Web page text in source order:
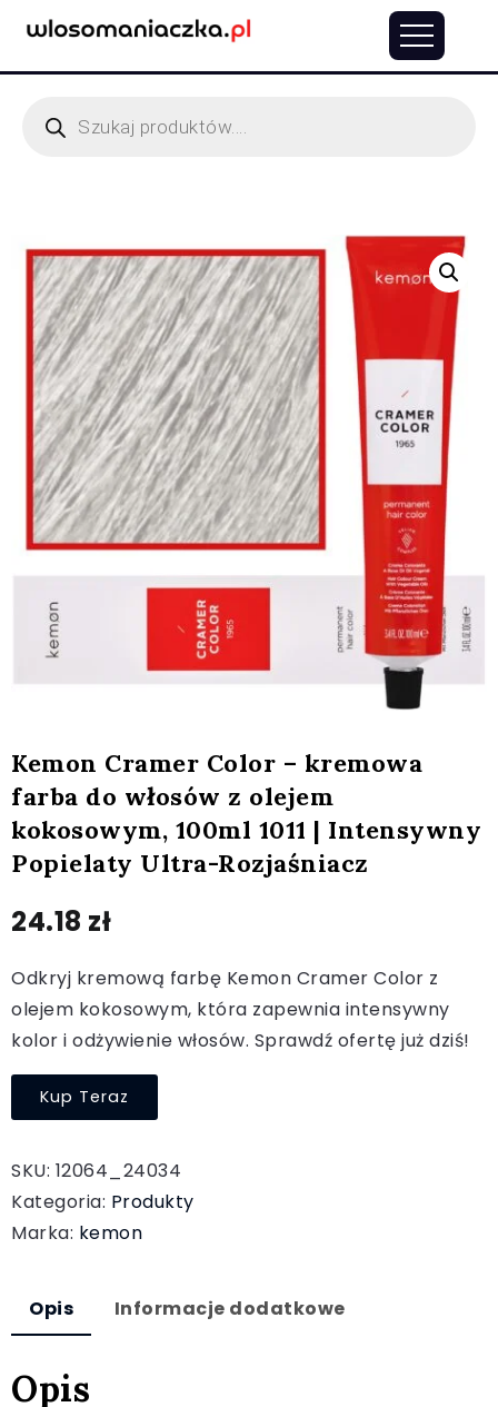
Kemon Cramer Color – kremowa
farba do włosów z olejem
kokosowym, 100ml 1011 | Intensywny
Popielaty Ultra-Rozjaśniacz
24.18 zł
Odkryj kremową farbę Kemon Cramer Color z
olejem kokosowym, która zapewnia intensywny
kolor i odżywienie włosów. Sprawdź ofertę już dziś!
Kup Teraz
SKU: 12064_24034
Kategoria: Produkty
Marka: kemon
Opis Informacje dodatkowe
Opis